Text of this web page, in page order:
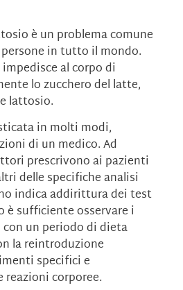
è un problema comune
in tutto il mondo.
al corpo di
lo zucchero del latte,
lattosio.
in molti modi,
di un medico. Ad
prescrivono ai pazienti
delle specifiche analisi
indica addirittura dei test
è sufficiente osservare i
un periodo di dieta
la reintroduzione
specifici e
reazioni corporee.